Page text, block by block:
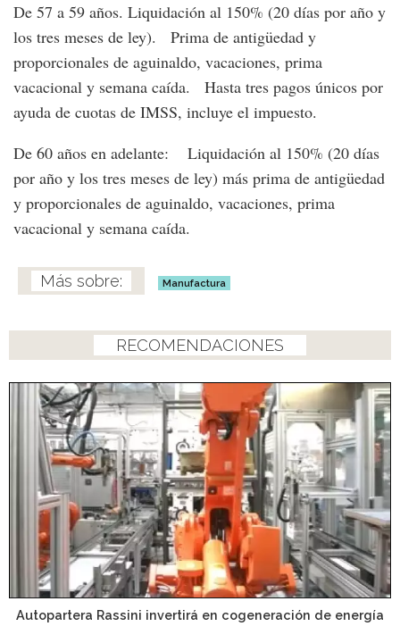
De 57 a 59 años. Liquidación al 150% (20 días por año y
los tres meses de ley). Prima de antigüedad y
proporcionales de aguinaldo, vacaciones, prima
vacacional y semana caída. Hasta tres pagos únicos por
ayuda de cuotas de IMSS, incluye el impuesto.
De 60 años en adelante: Liquidación al 150% (20 días
por año y los tres meses de ley) más prima de antigüedad
y proporcionales de aguinaldo, vacaciones, prima
vacacional y semana caída.
Manufactura
RECOMENDACIONES
Autopartera Rassini invertirá en cogeneración de energía